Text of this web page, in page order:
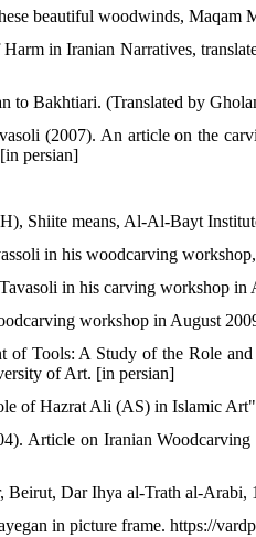
beautiful woodwinds, Maqam
in Iranian Narratives,
to Bakhtiari. (Translated by
(2007). An article on the
persian]
Shiite means, Al-Al-Bayt
in his woodcarving
in his carving workshop in
workshop in August
of Tools: A Study of the Role
of Art. [in persian]
of Hazrat Ali (AS) in Islamic
Article on Iranian
Dar Ihya al-Trath al-Arabi,
in picture frame. https://